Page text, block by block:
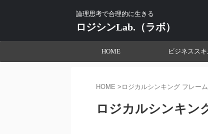
論理思考で合理的に生きる
ロジシンLab.（ラボ）
HOME ビジネスス
HOME > ロジカルシンキング フレー
ロジカルシンキン